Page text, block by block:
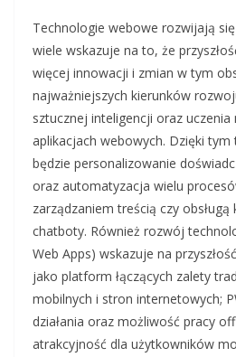
Technologie webowe rozwijają
wiele wskazuje na to, że
więcej innowacji i zmian w tym
najważniejszych kierunków
sztucznej inteligencji oraz
aplikacjach webowych. Dzięki
będzie personalizowanie
oraz automatyzacja wielu
zarządzaniem treścią czy
chatboty. Również rozwój
Web Apps) wskazuje na
jako platform łączących zalety
mobilnych i stron internetowych;
działania oraz możliwość pracy
atrakcyjność dla użytkowników